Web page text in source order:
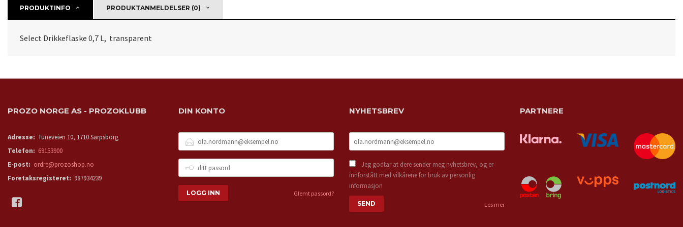
PRODUKTINFO PRODUKTANMELDELSER (0)
Select Drikkeflaske 0,7 L, transparent
PROZO NORGE AS - PROZOKLUBB
Adresse: Tuneveien 10, 1710 Sarpsborg
Telefon: 69153900
E-post: ordre@prozoshop.no
Foretaksregisteret: 987934239
DIN KONTO
POSTADRESSE
PASSORD
Glemt passord?
NYHETSBREV
Jeg godtar at dere sender meg nyhetsbrev, og er
innforstått med vilkårene for bruk av personlig
informasjon
Les mer
PARTNERE